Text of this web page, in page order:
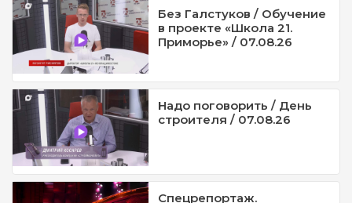
Без Галстуков / Обучение
в проекте «Школа 21.
Приморье» / 07.08.26
Надо поговорить / День
строителя / 07.08.26
Спецрепортаж.